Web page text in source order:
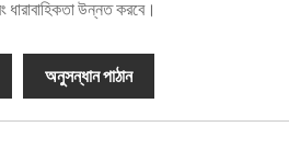
ধারাবাহিকতা উন্নত করবে।
অনুসন্ধান পাঠান